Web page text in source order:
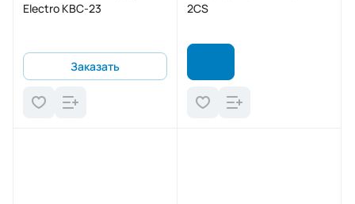
Electro KBC-23
Заказать
2CS